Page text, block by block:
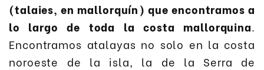
(talaies, en mallorquín) que encontramos a
lo largo de toda la costa mallorquina.
Encontramos atalayas no solo en la costa
noroeste de la isla, la de la Serra de